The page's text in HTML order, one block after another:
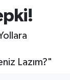
Lazım?"